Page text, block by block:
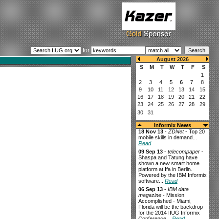
for
Informix News
18 Nov 13 - ZDNet- Top 20
mobile skills in demand...
Read
09 Sep 13 - telecompaper -
Shaspa and Tatung have
shown a new smart home
platform at Ifa in Berlin.
Powered by the IBM Informix
software... Read
06 Sep 13 - IBM data
magazine - Mission
Accomplished - Miami,
Florida will be the backdrop
for the 2014 IIUG Informix